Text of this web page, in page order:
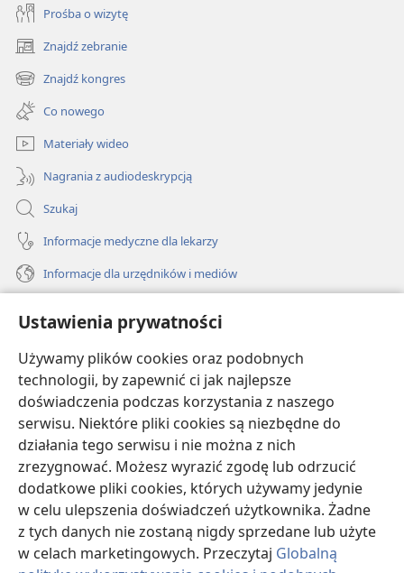
Ustawienia prywatności
Używamy plików cookies oraz podobnych
technologii, by zapewnić ci jak najlepsze
doświadczenia podczas korzystania z naszego
serwisu. Niektóre pliki cookies są niezbędne do
działania tego serwisu i nie można z nich
zrezygnować. Możesz wyrazić zgodę lub odrzucić
dodatkowe pliki cookies, których używamy jedynie
w celu ulepszenia doświadczeń użytkownika. Żadne
z tych danych nie zostaną nigdy sprzedane lub użyte
w celach marketingowych. Przeczytaj Globalną
Prośba o wizytę
Znajdź zebranie
(opens
new
window)
Znajdź kongres
(opens
new
window)
Co nowego
Materiały wideo
Nagrania z audiodeskrypcją
Szukaj
Informacje medyczne dla lekarzy
Informacje dla urzędników i mediów
Darowizny
(opens
new
window)BIBLIOTEKA INTERNETOWA Strażnicy
(opens
new
window)JW Hub
(opens
new
window)JW Library
Watchtower Library